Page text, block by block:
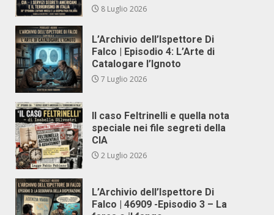
8 Luglio 2026
L’Archivio dell’Ispettore Di
Falco | Episodio 4: L’Arte di
Catalogare l’Ignoto
7 Luglio 2026
Il caso Feltrinelli e quella nota
speciale nei file segreti della
CIA
2 Luglio 2026
L’Archivio dell’Ispettore Di
Falco | 46909 -Episodio 3 – La